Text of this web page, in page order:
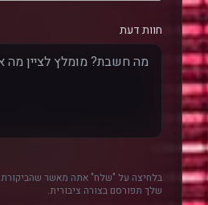
חוות דעת
בלחיצה על "שלח" אתה מאשר שהביקורת
שלך תפורסם בצורה ציבורית.